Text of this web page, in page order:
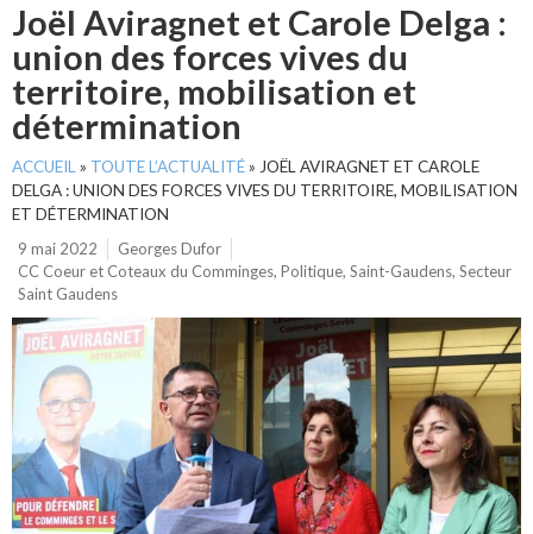
Joël Aviragnet et Carole Delga :
union des forces vives du
territoire, mobilisation et
détermination
ACCUEIL » TOUTE L’ACTUALITÉ» JOËL AVIRAGNET ET CAROLE
DELGA : UNION DES FORCES VIVES DU TERRITOIRE, MOBILISATION
ET DÉTERMINATION
9 mai 2022
Georges Dufor
CC Coeur et Coteaux du Comminges, Politique, Saint-Gaudens, Secteur
Saint Gaudens